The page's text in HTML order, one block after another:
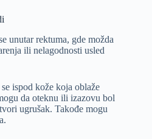
unutar rektuma, gde možda
ili nelagodnosti usled
ispod kože koja oblaže
da oteknu ili izazovu bol
ugrušak. Takođe mogu